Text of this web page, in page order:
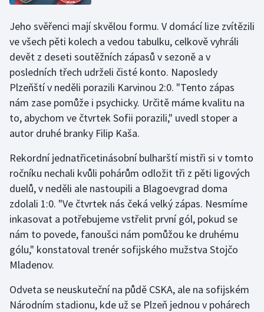
Rychlobruslení
Rychlostní kanoistika
Short track
Sportovní střelba
Stolní tenis
Veslování
Vodní slalom
Volejbal
Ostatní
Jeho svěřenci mají skvělou formu. V domácí lize zvítězili
ve všech pěti kolech a vedou tabulku, celkově vyhráli
devět z deseti soutěžních zápasů v sezoně a v
posledních třech udrželi čisté konto. Naposledy
Plzeňští v neděli porazili Karvinou 2:0. "Tento zápas
nám zase pomůže i psychicky. Určitě máme kvalitu na
to, abychom ve čtvrtek Sofii porazili," uvedl stoper a
autor druhé branky Filip Kaša.
Rekordní jednatřicetinásobní bulharští mistři si v tomto
ročníku nechali kvůli pohárům odložit tři z pěti ligových
duelů, v neděli ale nastoupili a Blagoevgrad doma
zdolali 1:0. "Ve čtvrtek nás čeká velký zápas. Nesmíme
inkasovat a potřebujeme vstřelit první gól, pokud se
nám to povede, fanoušci nám pomůžou ke druhému
gólu," konstatoval trenér sofijského mužstva Stojčo
Mladenov.
Odveta se neuskuteční na půdě CSKA, ale na sofijském
Národním stadionu, kde už se Plzeň jednou v pohárech